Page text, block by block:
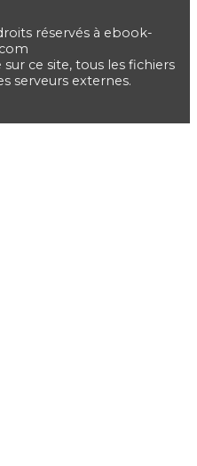
réservés à ebook-
ce site, tous les fichiers
serveurs externes.